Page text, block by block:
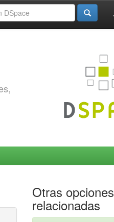
Otras opciones
relacionadas